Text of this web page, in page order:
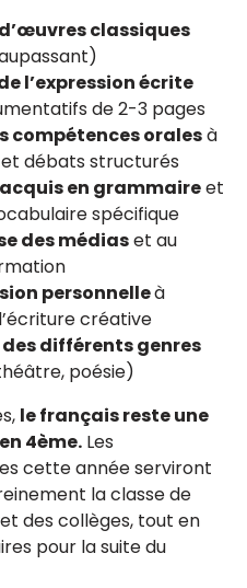
classiques
l’expression écrite
de 2-3 pages
compétences oralesà
débats structurés
en grammaireet
spécifique
des médiaset au
personnelleà
créative
différents genres
poésie)
le français reste une
4ème. Les
cette année serviront
la classe de
des collèges, tout en
pour la suite du